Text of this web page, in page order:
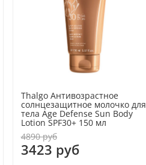
Thalgo Антивозрастное
солнцезащитное молочко для
тела Age Defense Sun Body
Lotion SPF30+ 150 мл
4890 руб
3423 руб